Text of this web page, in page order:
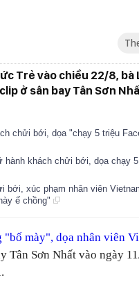
Trẻ vào chiều 22/8, bà
ở sân bay Tân Sơn
chửi bới, dọa "chạy 5 triệu
khách chửi bới, dọa chạy
bới, xúc phạm nhân viên
ế chồng"
"bố mày", dọa nhân viên
Tân Sơn Nhất vào ngày